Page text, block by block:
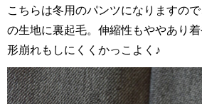
こちらは冬用のパンツになりますの
の生地に裏起毛。伸縮性もややあり
形崩れもしにくくかっこよく♪